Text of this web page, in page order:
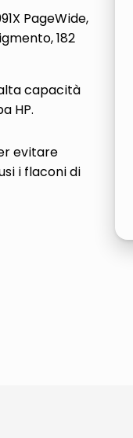
PageWide,
182
capacità
HP.
evitare
i flaconi di